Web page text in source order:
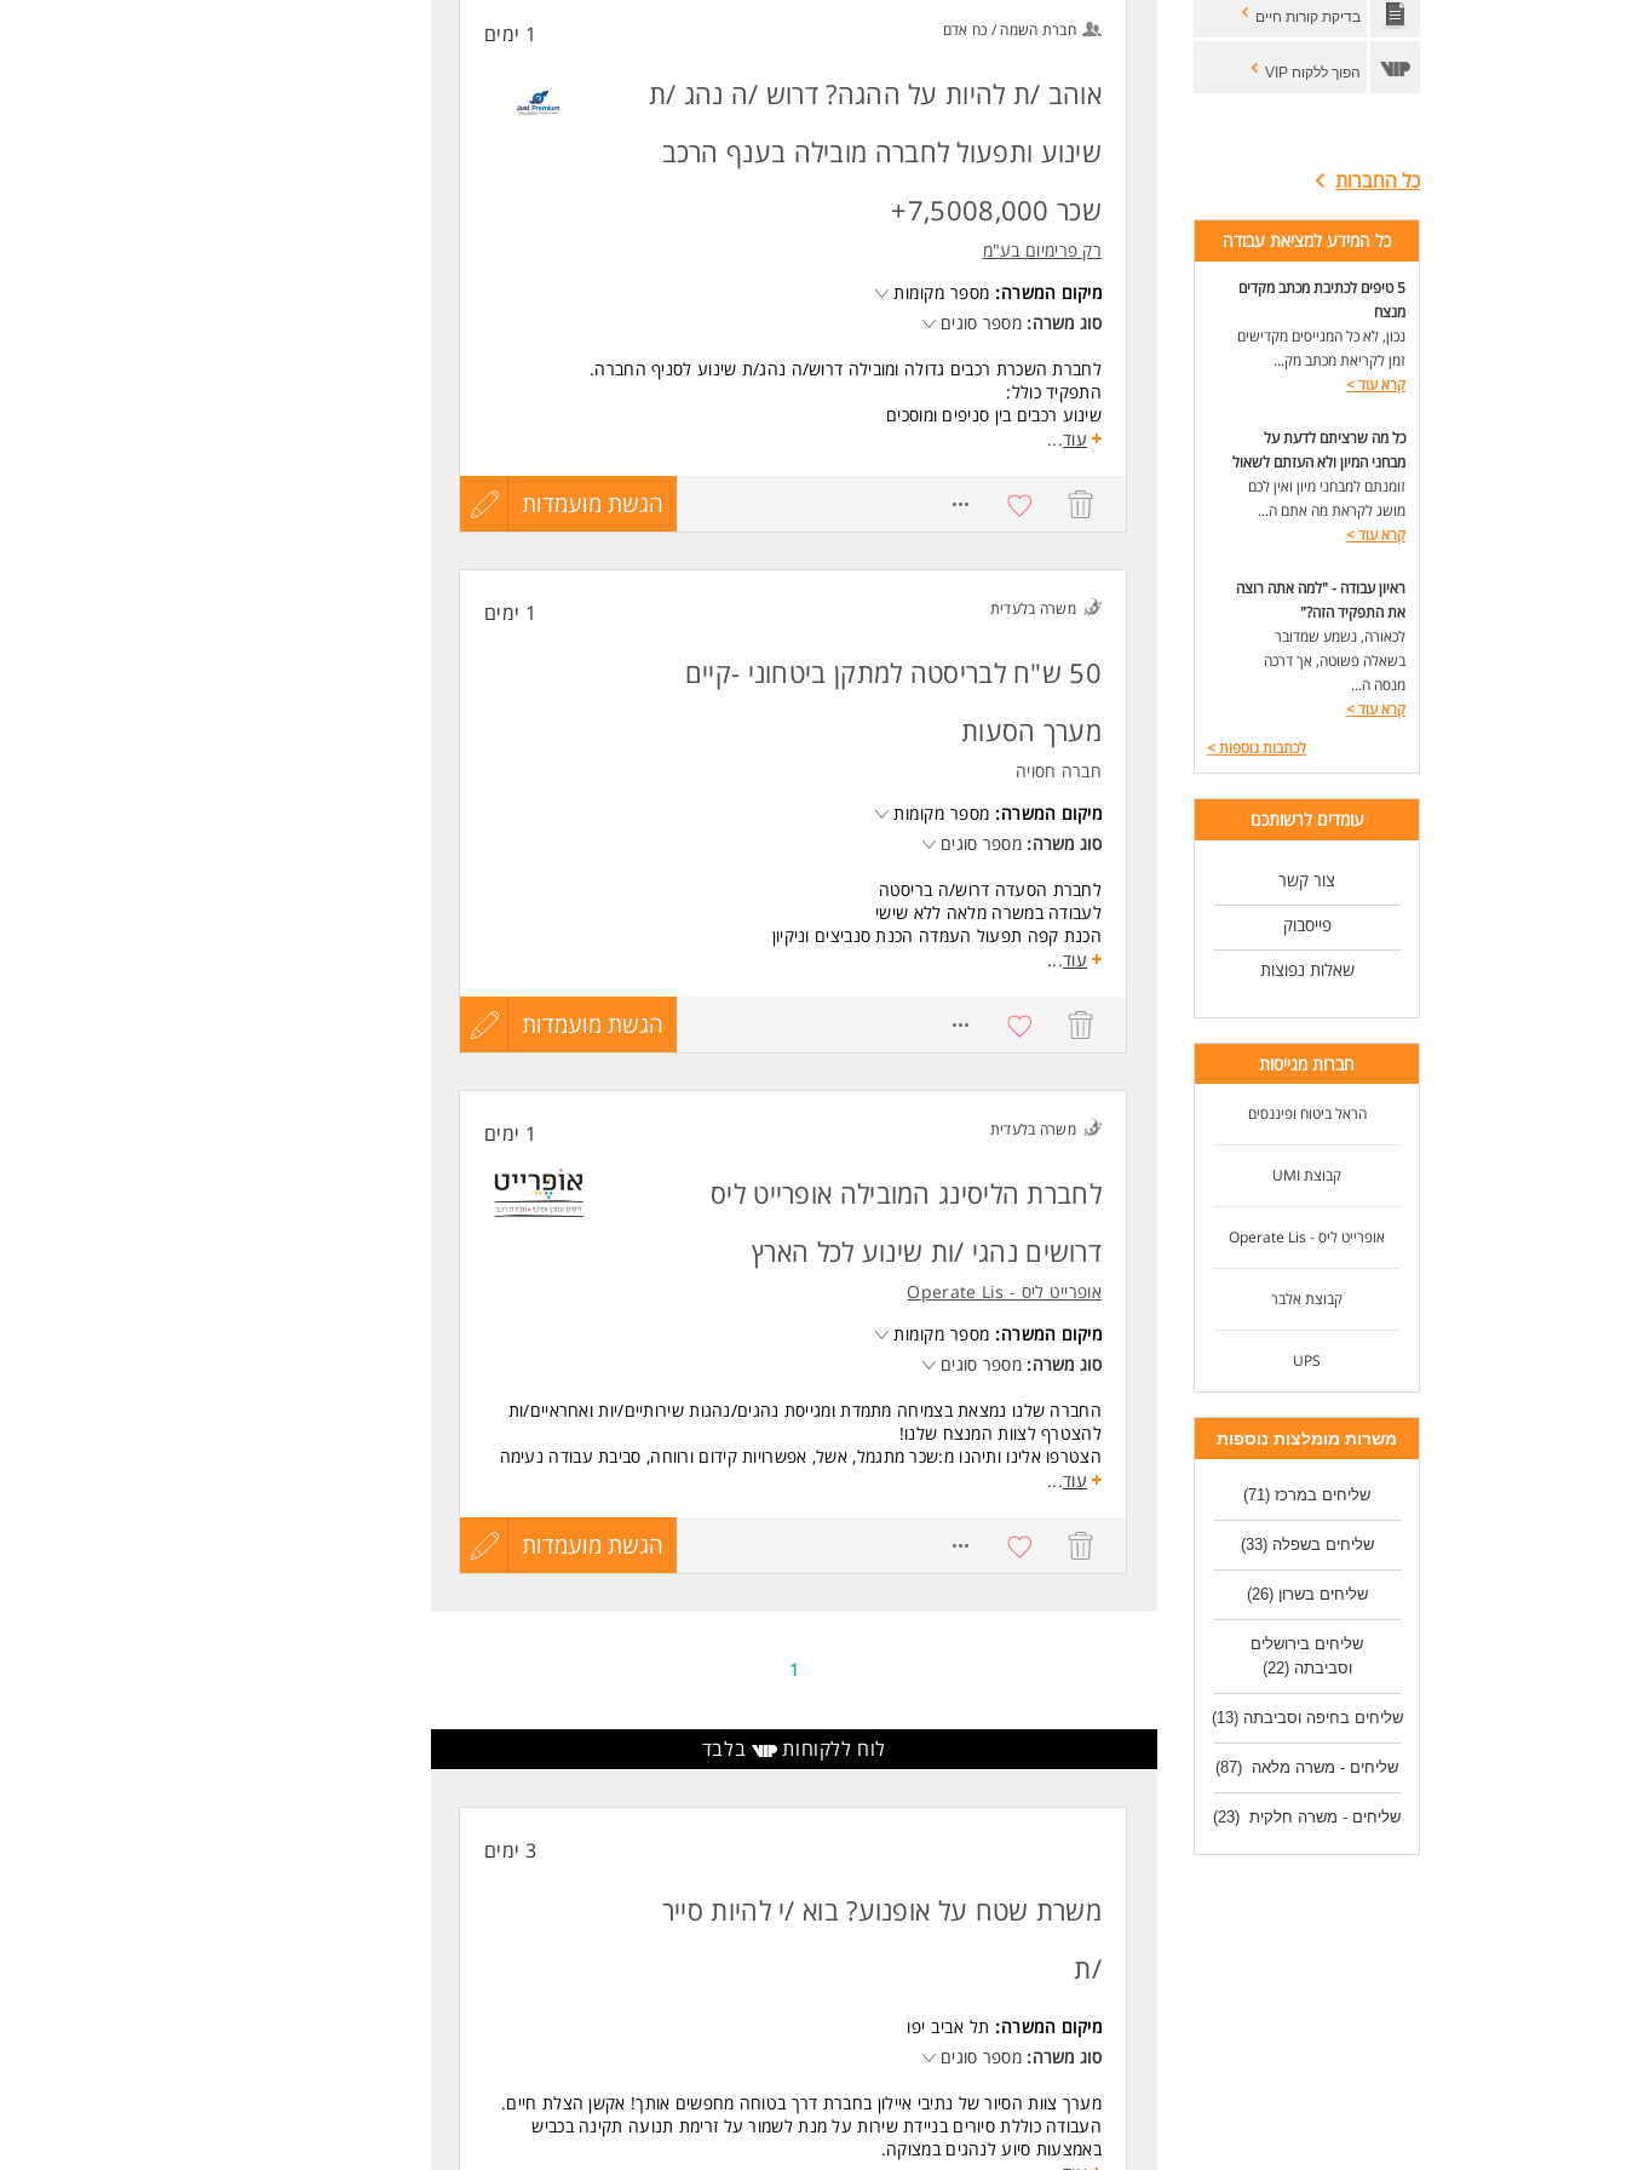
בדיקת קורות חיים
הפוך ללקוח VIP
כל החברות
כל המידע למציאת עבודה
5 טיפים לכתיבת מכתב מקדים
מנצח
נכון, לא כל המגייסים מקדישים
זמן לקריאת מכתב מק...
קרא עוד>
כל מה שרציתם לדעת על
מבחני המיון ולא העזתם לשאול
זומנתם למבחני מיון ואין לכם
מושג לקראת מה אתם ה...
קרא עוד>
ראיון עבודה - "למה אתה רוצה
את התפקיד הזה?"
לכאורה, נשמע שמדובר
בשאלה פשוטה, אך דרכה
מנסה ה...
קרא עוד>
לכתבות נוספות>
עומדים לרשותכם
צור קשר
פייסבוק
שאלות נפוצות
חברות מגייסות
הראל ביטוח ופיננסים
קבוצת UMI
אופרייט ליס - Operate Lis
קבוצת אלבר
UPS
משרות מומלצות נוספות
שליחים במרכז (71)
שליחים בשפלה (33)
שליחים בשרון (26)
שליחים בירושלים
וסביבתה (22)
שליחים בחיפה וסביבתה (13)
שליחים - משרה מלאה (87)
שליחים - משרה חלקית (23)
חברת השמה / כח אדם 1 ימים
אוהב /ת להיות על ההגה? דרוש /ה נהג /ת
שינוע ותפעול לחברה מובילה בענף הרכב
שכר 7,5008,000+
רק פרימיום בע"מ
מיקום המשרה: מספר מקומות
סוג משרה: מספר סוגים
לחברת השכרת רכבים גדולה ומובילה דרוש/ה נהג/ת שינוע לסניף החברה.
התפקיד כולל:
שינוע רכבים בין סניפים ומוסכים
ביצוע טסטים
ספירת מלאי ותפעול שוטף
משרה מלאה + ימי שישי לסירוגין.
דרישות:
רישיון נהיגה בתוקף מעל שנה
זמינות למשרה מלאה המשרה מיועדת לנשים ולגברים כאחד.
עוד...
הגשת מועמדות
עדכון
משרה בלעדית 1 ימים
50 ש"ח לבריסטה למתקן ביטחוני -קיים
מערך הסעות
חברה חסויה
מיקום המשרה: מספר מקומות
סוג משרה: מספר סוגים
לחברת הסעדה דרוש/ה בריסטה
לעבודה במשרה מלאה ללא שישי
הכנת קפה תפעול העמדה הכנת סנביצים וניקיון
שירותיות
דרישות:
ידע בהכנת קפה המשרה מיועדת לנשים ולגברים כאחד.
עוד...
הגשת מועמדות
עדכון
משרה בלעדית 1 ימים
לחברת הליסינג המובילה אופרייט ליס
דרושים נהגי /ות שינוע לכל הארץ
אופרייט ליס - Operate Lis
מיקום המשרה: מספר מקומות
סוג משרה: מספר סוגים
החברה שלנו נמצאת בצמיחה מתמדת ומגייסת נהגים/נהגות שירותיים/יות ואחראיים/ות
להצטרף לצוות המנצח שלנו!
הצטרפו אלינו ותיהנו מ:שכר מתגמל, אשל, אפשרויות קידום ורווחה, סביבת עבודה נעימה
ומקצועית, מערך הסעות.
אם אתם מחפשים מקום עבודה יציב ומסודר, שלחו לנו קורות חיים והכנסו למשפחה שלנו!
דרישות:
זמינות למשרה מלאה, ימי שישי לסירוגין, נכונות לשעות נוספות.
לעוד משרות ומידע על אופרייט ליס - Operate Lis >
עוד...
הגשת מועמדות
עדכון
שליחה
1
לוח ללקוחות בלבד
3 ימים
משרת שטח על אופנוע? בוא /י להיות סייר
/ת
מיקום המשרה: תל אביב יפו
סוג משרה: מספר סוגים
מערך צוות הסיור של נתיבי איילון בחברת דרך בטוחה מחפשים אותך! אקשן הצלת חיים.
העבודה כוללת סיורים בניידת שירות על מנת לשמור על זרימת תנועה תקינה בכביש
באמצעות סיוע לנהגים במצוקה.